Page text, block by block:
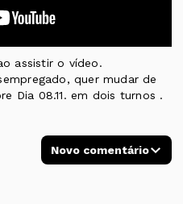
assistir o vídeo.
quer mudar de
Dia 08.11. em dois turnos .
Novo comentário